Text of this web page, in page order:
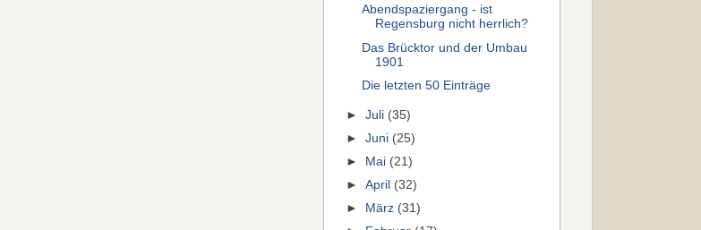
Abendspaziergang - ist
Regensburg nicht herrlich?
Das Brücktor und der Umbau
1901
Die letzten 50 Einträge
►Juli (35)
►Juni (25)
►
Mai (21)
►April (32)
►
März (31)